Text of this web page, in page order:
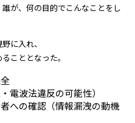
が、何の目的でこんなことをし
に入れ、
こととなった。
電波法違反の可能性）
への確認（情報漏洩の動機